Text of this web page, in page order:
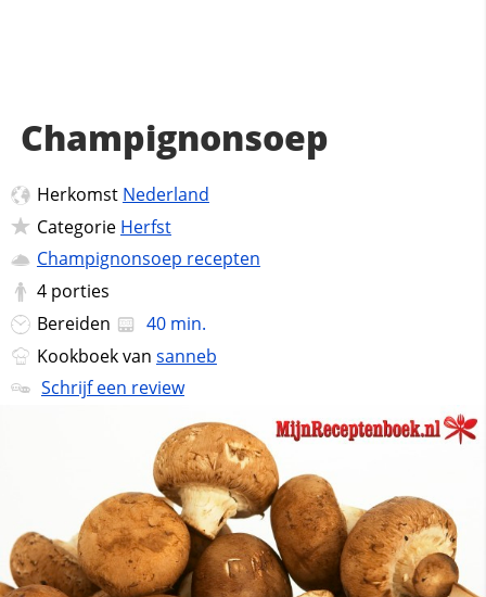
Champignonsoep
Herkomst Nederland
Categorie Herfst
Champignonsoep recepten
4 porties
Bereiden
40 min.
Kookboek van sanneb
Schrijf een review